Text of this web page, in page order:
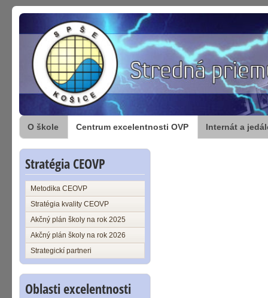
O škole Centrum excelentnosti OVP Internát a
Stratégia CEOVP
Metodika CEOVP
Stratégia kvality CEOVP
Akčný plán školy na rok 2025
Akčný plán školy na rok 2026
Strategickí partneri
Oblasti excelentnosti